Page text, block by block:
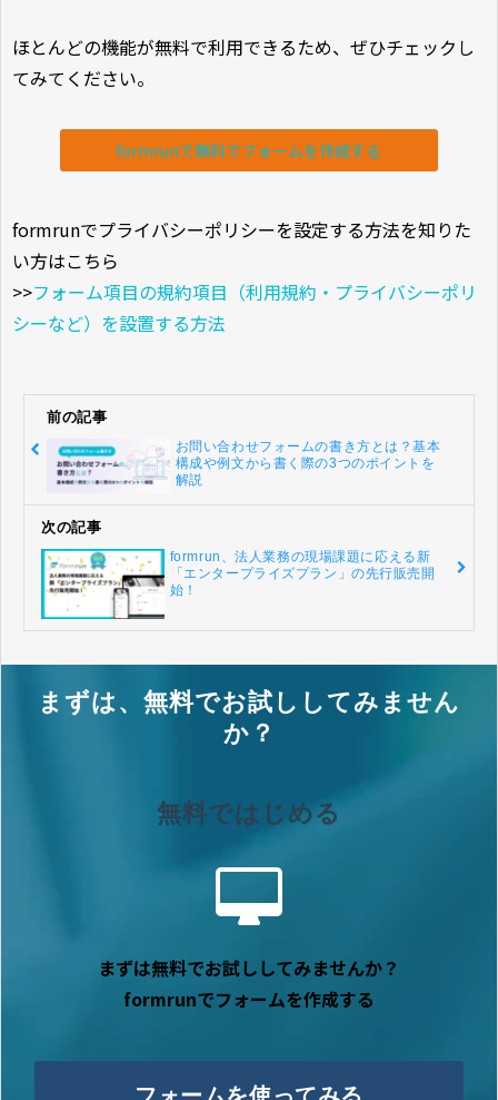
ほとんどの機能が無料で利用できるため、ぜひチェックし
てみてください。
formrunで無料でフォームを作成する
formrunでプライバシーポリシーを設定する方法を知りた
い方はこちら
>>フォーム項目の規約項目（利用規約・プライバシーポリ
シーなど）を設置する方法
前の記事
お問い合わせフォームの書き方とは？基本
構成や例文から書く際の3つのポイントを
解説
次の記事
formrun、法人業務の現場課題に応える新
「エンタープライズプラン」の先行販売開
始！
まずは、無料でお試ししてみません
か？
無料ではじめる
まずは無料でお試ししてみませんか？
formrunでフォームを作成する